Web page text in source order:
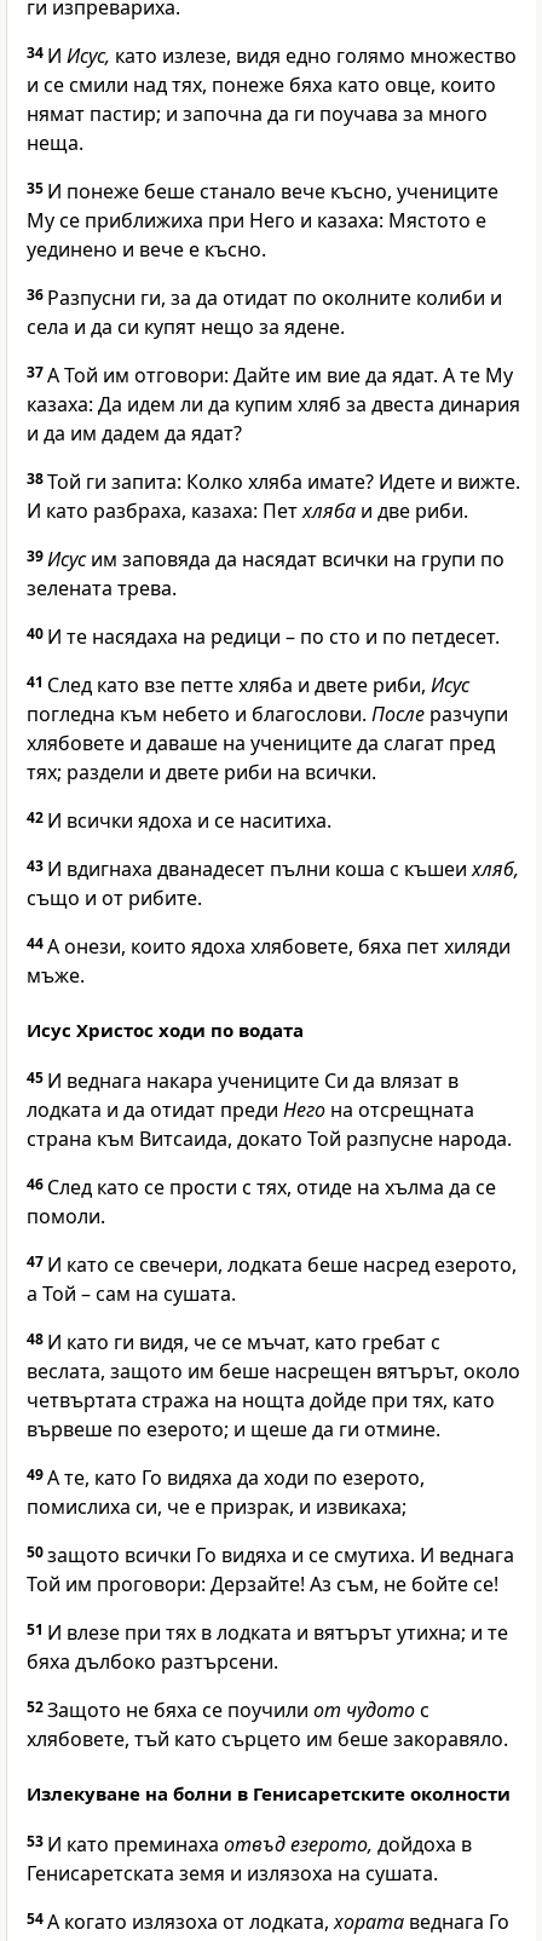
ги изпревариха.
34 И Исус, като излезе, видя едно голямо множество
и се смили над тях, понеже бяха като овце, които
нямат пастир; и започна да ги поучава за много
неща.
35 И понеже беше станало вече късно, учениците
Му се приближиха при Него и казаха: Мястото е
уединено и вече е късно.
36 Разпусни ги, за да отидат по околните колиби и
села и да си купят нещо за ядене.
37А Той им отговори: Дайте им вие да ядат. А те Му
казаха: Да идем ли да купим хляб за двеста динария
и да им дадем да ядат?
38Той ги запита: Колко хляба имате? Идете и вижте.
И като разбраха, казаха: Петхляба и две риби.
39Исусим заповяда да насядат всички на групи по
зелената трева.
40 И те насядаха на редици – по сто и по петдесет.
41 След като взе петте хляба и двете риби, Исус
погледна към небето и благослови. После разчупи
хлябовете и даваше на учениците да слагат пред
тях; раздели и двете риби на всички.
42 И всички ядоха и се наситиха.
43 И вдигнаха дванадесет пълни коша с къшеихляб,
също и от рибите.
44А онези, които ядоха хлябовете, бяха пет хиляди
мъже.
Исус Христос ходи по водата
45 И веднага накара учениците Си да влязат в
лодката и да отидат преди Него на отсрещната
страна към Витсаида, докато Той разпусне народа.
46 След като се прости с тях, отиде на хълма да се
помоли.
47 И като се свечери, лодката беше насред езерото,
а Той – сам на сушата.
48 И като ги видя, че се мъчат, като гребат с
веслата, защото им беше насрещен вятърът, около
четвъртата стража на нощта дойде при тях, като
вървеше по езерото; и щеше да ги отмине.
49А те, като Го видяха да ходи по езерото,
помислиха си, че е призрак, и извикаха;
50защото всички Го видяха и се смутиха. И веднага
Той им проговори: Дерзайте! Аз съм, не бойте се!
51 И влезе при тях в лодката и вятърът утихна; и те
бяха дълбоко разтърсени.
52Защото не бяха се поучили от чудотос
хлябовете, тъй като сърцето им беше закоравяло.
Излекуване на болни в Генисаретските околности
53 И като преминаха отвъд езерото, дойдоха в
Генисаретската земя и излязоха на сушата.
54А когато излязоха от лодката,хората веднага Го